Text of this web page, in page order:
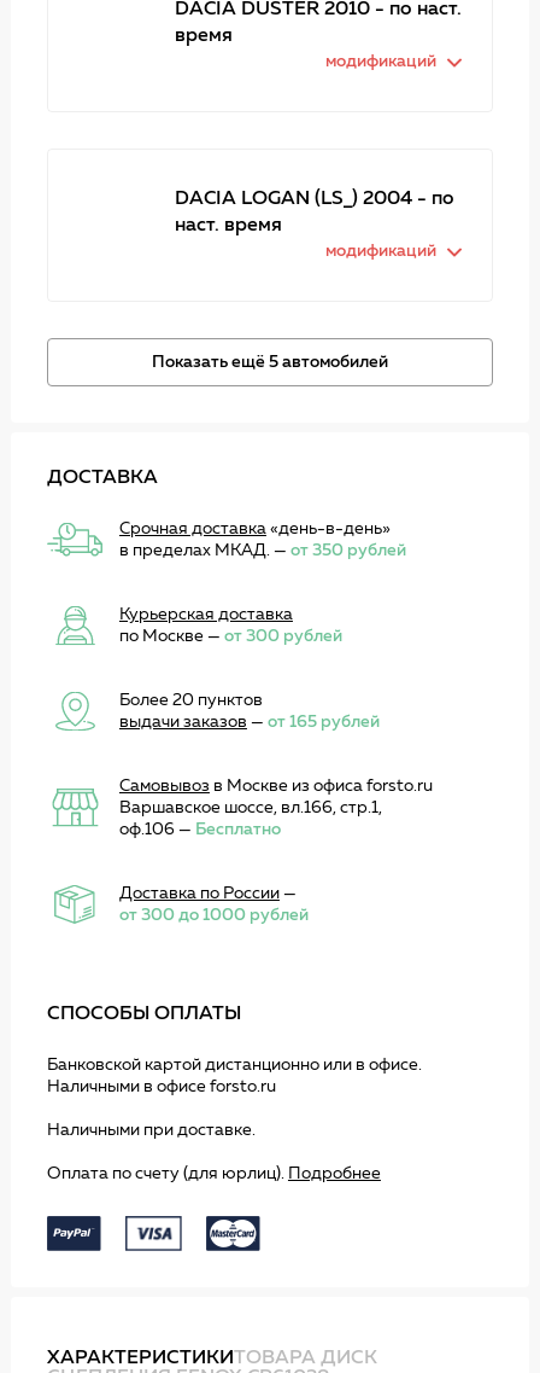
DACIA DUSTER 2010 - по наст.
время
модификаций
DACIA LOGAN (LS_) 2004 - по
наст. время
модификаций
Показать ещё 5 автомобилей
ДОСТАВКА
Срочная доставка«день-в-день»
в пределах МКАД. — от 350 рублей
Курьерская доставка
по Москве — от 300 рублей
Более 20 пунктов
выдачи заказов — от 165 рублей
Самовывоз в Москве из офиса forsto.ru
Варшавское шоссе, вл.166, стр.1,
оф.106 — Бесплатно
Доставка по России—
от 300 до 1000 рублей
СПОСОБЫ ОПЛАТЫ
Банковской картой дистанционно или в офисе.
Наличными в офисе forsto.ru
Наличными при доставке.
Оплата по счету (для юрлиц). Подробнее
ХАРАКТЕРИСТИКИТОВАРА ДИСК